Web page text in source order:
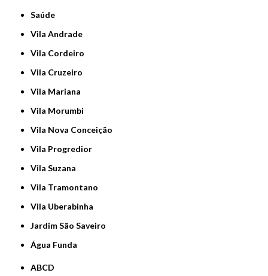
Saúde
Vila Andrade
Vila Cordeiro
Vila Cruzeiro
Vila Mariana
Vila Morumbi
Vila Nova Conceição
Vila Progredior
Vila Suzana
Vila Tramontano
Vila Uberabinha
jardim São Saveiro
Água Funda
ABCD